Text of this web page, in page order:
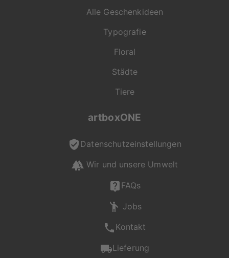
Motiv, Produkt oder
Kundenservice gerne
für dich da und
unterstützt dich bei
deiner Auswahl.
Fr von 08:00 - 20:00
- 20:00 Uhr unter +49
oder per Mail an
service@artboxone.de
Alle Geschenkideen
Typografie
Floral
Städte
Tiere
artboxONE
Datenschutzeinstellungen
Wir und unsere Umwelt
FAQs
Jobs
Kontakt
Lieferung